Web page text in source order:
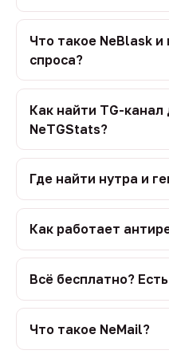
Что такое NeBlask и
спроса?
Как найти TG-
NeTGStats?
Где найти нутра и
Как работает
Всё бесплатно?
Что такое NeMail?